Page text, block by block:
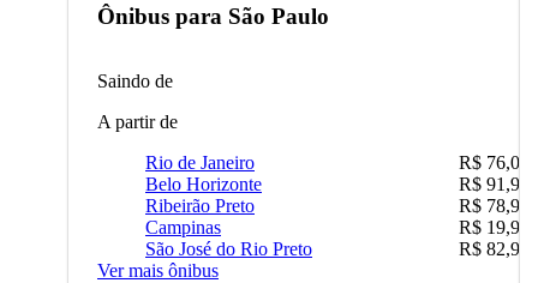
Ônibus para São Paulo
Saindo de
A partir de
Rio de Janeiro
R$ 76,09
Belo Horizonte
R$ 91,90
Ribeirão Preto
R$ 78,90
Campinas
R$ 19,90
São José do Rio Preto
R$ 82,90
Ver mais ônibus